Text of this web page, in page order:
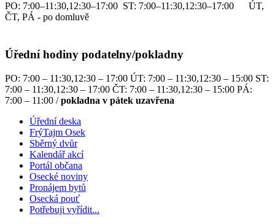
PO: 7:00–11:30,12:30–17:00 ST: 7:00–11:30,12:30–17:00 ÚT,
ČT, PÁ - po domluvě
Úřední hodiny podatelny/pokladny
PO: 7:00 – 11:30,12:30 – 17:00 ÚT: 7:00 – 11:30,12:30 – 15:00 ST:
7:00 – 11:30,12:30 – 17:00 ČT: 7:00 – 11:30,12:30 – 15:00 PÁ:
7:00 – 11:00 /pokladna v pátek uzavřena
Úřední deska
FrýTajm Osek
Sběrný dvůr
Kalendář akcí
Portál občana
Osecké noviny
Pronájem bytů
Osecká pouť
Potřebuji vyřídit...